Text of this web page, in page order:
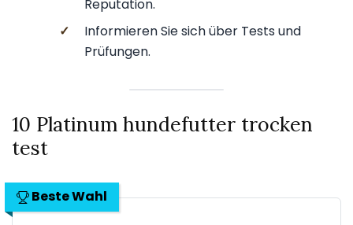
Reputation.
✓
Informieren Sie sich über Tests und
Prüfungen.
10 Platinum hundefutter trocken
test
Beste Wahl